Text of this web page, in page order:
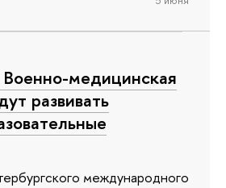
медицинская
развивать
международного